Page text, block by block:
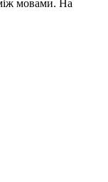
мовами. На